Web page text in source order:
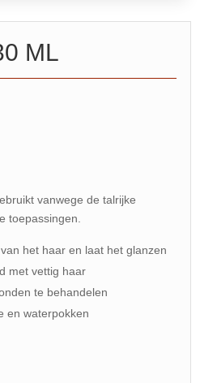
ML
vanwege de talrijke
toepassingen.
het haar en laat het glanzen
met vettig haar
te behandelen
en waterpokken